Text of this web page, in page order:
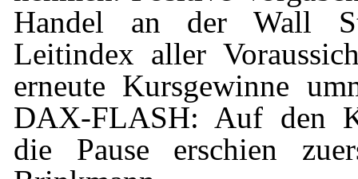
Handel an der Wall
Leitindex aller
erneute Kursgewinne
DAX-FLASH: Auf den
die Pause erschien